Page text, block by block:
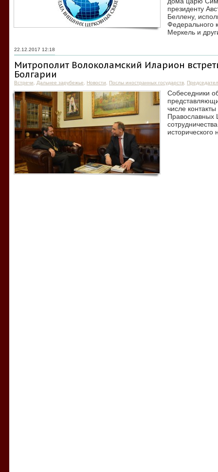
президенту
Беллену,
Федерального
Меркель и
22.12.2017 12:18
Митрополит Волоколамский Иларион
Болгарии
Встречи Дальнее зарубежье Новости Послы иностранных государств
Собеседники
числе
Православных
исторического